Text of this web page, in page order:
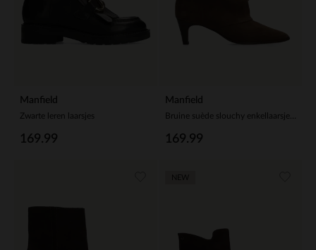
Manfield
Zwarte leren laarsjes
169.99
Manfield
169.99